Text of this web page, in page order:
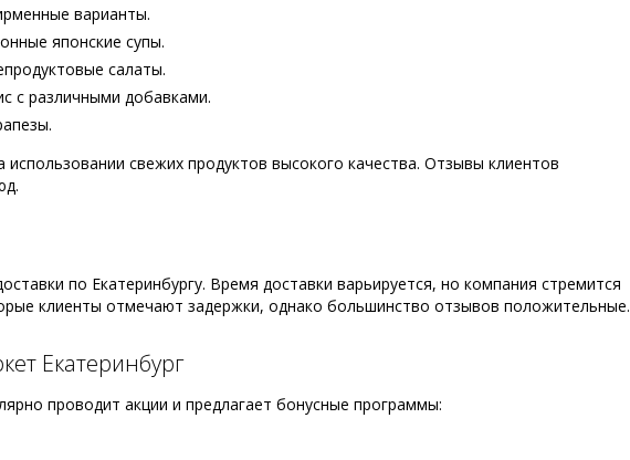
варианты.
японские супы.
салаты.
с различными добавками.
свежих продуктов высокого качества. Отзывы клиентов
по Екатеринбургу. Время доставки варьируется, но компания стремится
клиенты отмечают задержки, однако большинство отзывов положительные.
Екатеринбург
проводит акции и предлагает бонусные программы: